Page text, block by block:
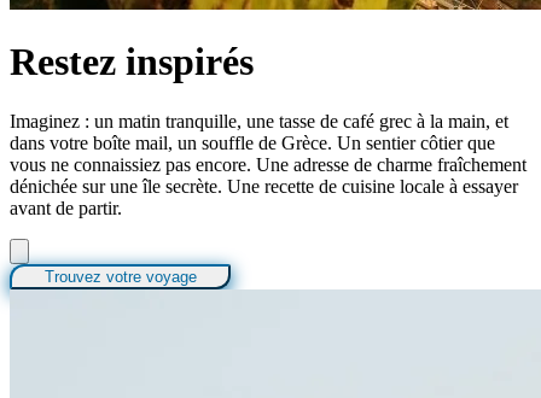
Restez inspirés
Imaginez : un matin tranquille, une tasse de café grec à la main, et
dans votre boîte mail, un souffle de Grèce. Un sentier côtier que
vous ne connaissiez pas encore. Une adresse de charme fraîchement
dénichée sur une île secrète. Une recette de cuisine locale à essayer
avant de partir.
Trouvez votre voyage